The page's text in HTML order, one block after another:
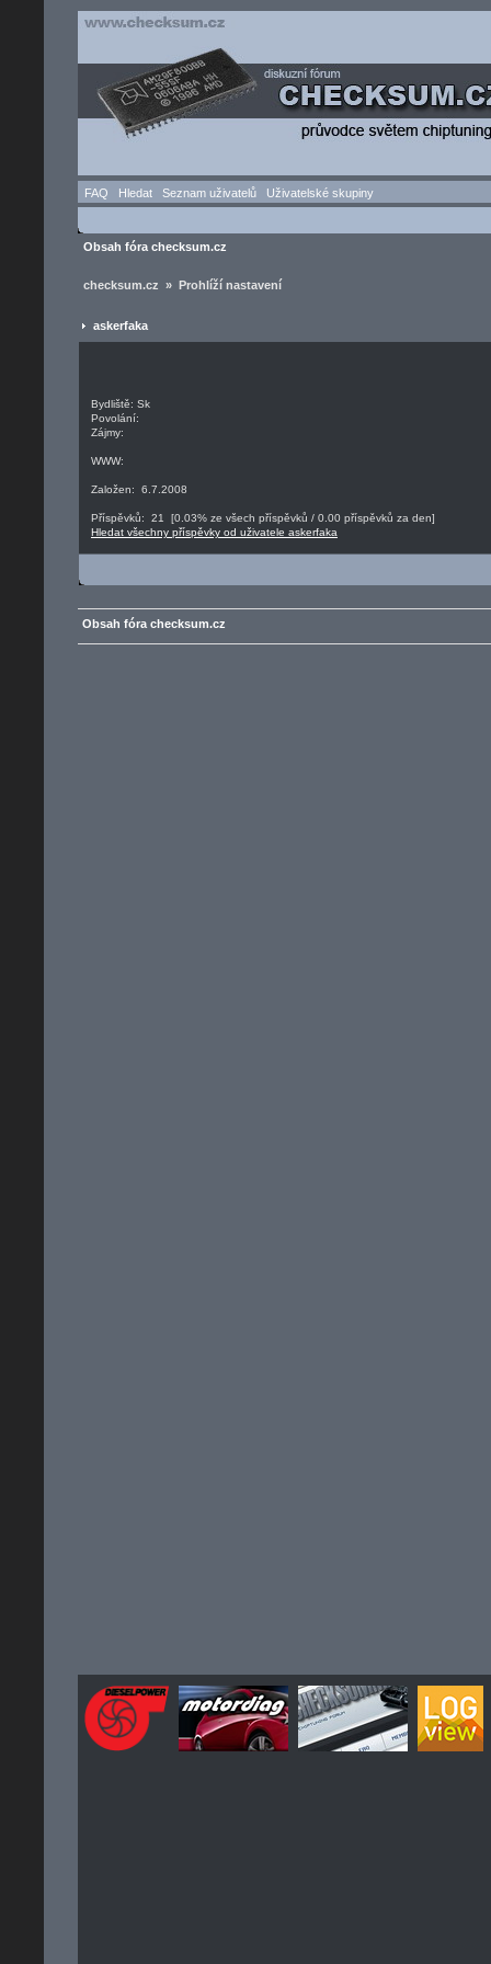
FAQ Hledat Seznam uživatelů Uživatelské skupiny
Obsah fóra checksum.cz
checksum.cz » Prohlíží nastavení
askerfaka
Bydliště: Sk
Povolání:
Zájmy:
WWW:
Založen: 6.7.2008
Příspěvků: 21 [0.03% ze všech příspěvků / 0.00 příspěvků za den]
Hledat všechny příspěvky od uživatele askerfaka
Obsah fóra checksum.cz